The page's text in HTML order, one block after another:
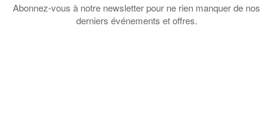
Abonnez-vous à notre newsletter pour ne rien manquer de nos
derniers événements et offres.